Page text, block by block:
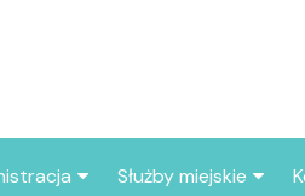
Służby miejskie